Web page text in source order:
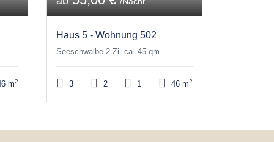
m2
Haus 5 - Wohnung 502
Seeschwalbe 2 Zi. ca. 45 qm
3 2 1 46 m2